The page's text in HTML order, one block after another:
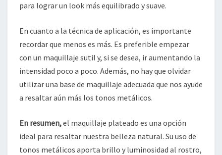
para lograr un look más equilibrado y suave.
En cuanto a la técnica de aplicación, es importante
recordar que menos es más. Es preferible empezar
con un maquillaje sutil y, si se desea, ir aumentando la
intensidad poco a poco. Además, no hay que olvidar
utilizar una base de maquillaje adecuada que nos ayude
a resaltar aún más los tonos metálicos.
En resumen,el maquillaje plateado es una opción
ideal para resaltar nuestra belleza natural. Su uso de
tonos metálicos aporta brillo y luminosidad al rostro,